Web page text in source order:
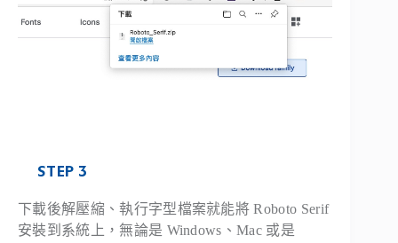
STEP 3
下載後解壓縮、執行字型檔案就能將 Roboto Serif
安裝到系統上，無論是 Windows、Mac 或是